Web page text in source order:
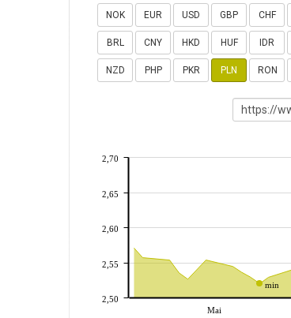
NOK EUR USD GBP CHF
BRL CNY HKD HUF IDR
NZD PHP PKR PLN RON
min
Mai
2,50
2,55
2,60
2,65
2,70